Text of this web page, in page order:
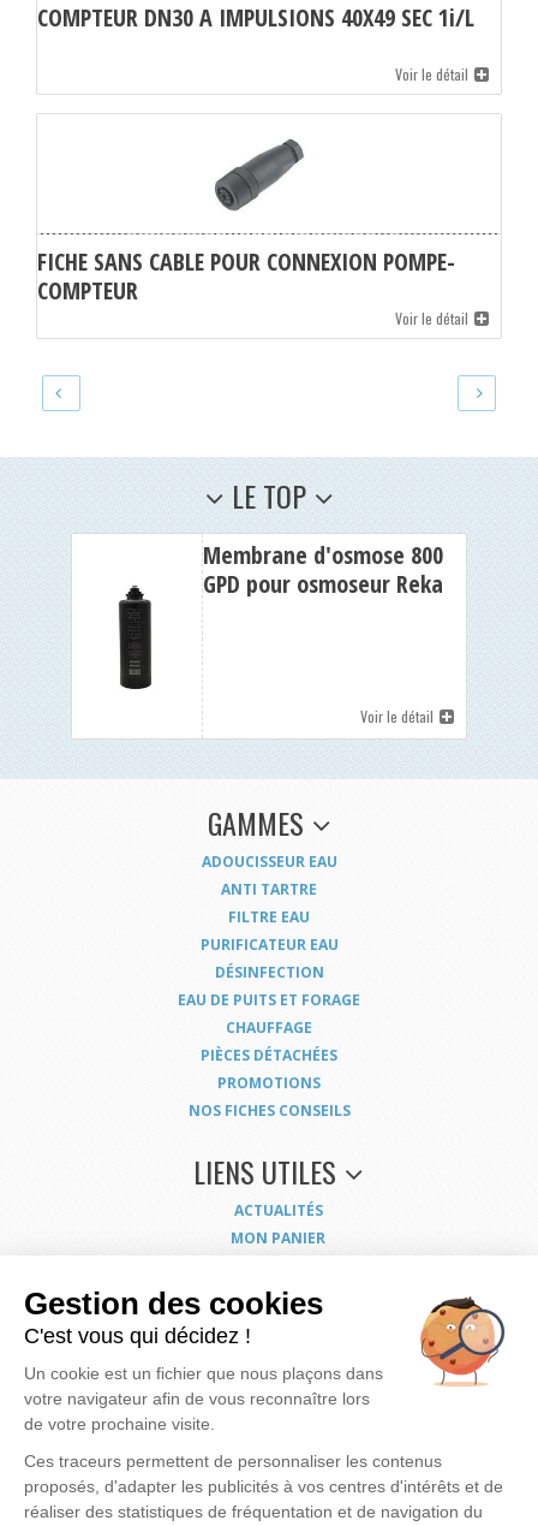
COMPTEUR DN30 A IMPULSIONS 40X49 SEC 1i/L
Voir le détail
FICHE SANS CABLE POUR CONNEXION POMPE-
COMPTEUR
Voir le détail
LE TOP
Membrane d'osmose 800
GPD pour osmoseur Reka
Voir le détail
GAMMES
ADOUCISSEUR EAU
ANTI TARTRE
FILTRE EAU
PURIFICATEUR EAU
DÉSINFECTION
EAU DE PUITS ET FORAGE
CHAUFFAGE
PIÈCES DÉTACHÉES
PROMOTIONS
NOS FICHES CONSEILS
LIENS UTILES
ACTUALITÉS
MON PANIER
NOUS CONTACTER
COORDONNÉES
CONDITIONS GÉNÉRALES DE VENTE
MENTIONS LÉGALES
POLITIQUE DE CONFIDENTIALITÉ
EXERCEZ VOS DROITS
PLAN DU SITE
Gestion des cookies
C'est vous qui décidez !
Un cookie est un fichier que nous plaçons dans
votre navigateur afin de vous reconnaître lors
de votre prochaine visite.
Ces traceurs permettent de personnaliser les contenus
proposés, d'adapter les publicités à vos centres d'intérêts et de
réaliser des statistiques de fréquentation et de navigation du